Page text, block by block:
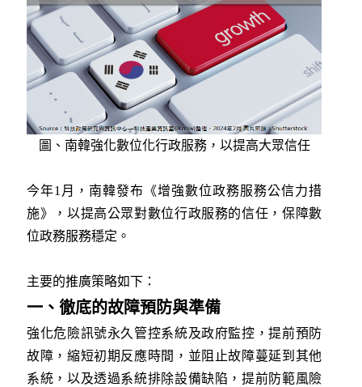
圖、南韓強化數位化行政服務，以提高大眾信任
今年1月，南韓發布《增強數位政務服務公信力措
施》，以提高公眾對數位行政服務的信任，保障數
位政務服務穩定。
主要的推廣策略如下：
一、徹底的故障預防與準備
強化危險訊號永久管控系統及政府監控，提前預防
故障，縮短初期反應時間，並阻止故障蔓延到其他
系統，以及透過系統排除設備缺陷，提前防範風險